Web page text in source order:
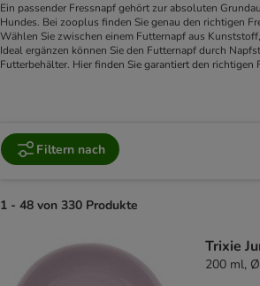
Ein passender Fressnapf gehört zur absoluten
Hundes. Bei zooplus finden Sie genau den richtigen
Wählen Sie zwischen einem Futternapf aus
Ideal ergänzen können Sie den Futternapf durch
Futterbehälter. Hier finden Sie garantiert den richtigen
Filtern nach
1 - 48 von 330 Produkte
Trixie
200 ml,